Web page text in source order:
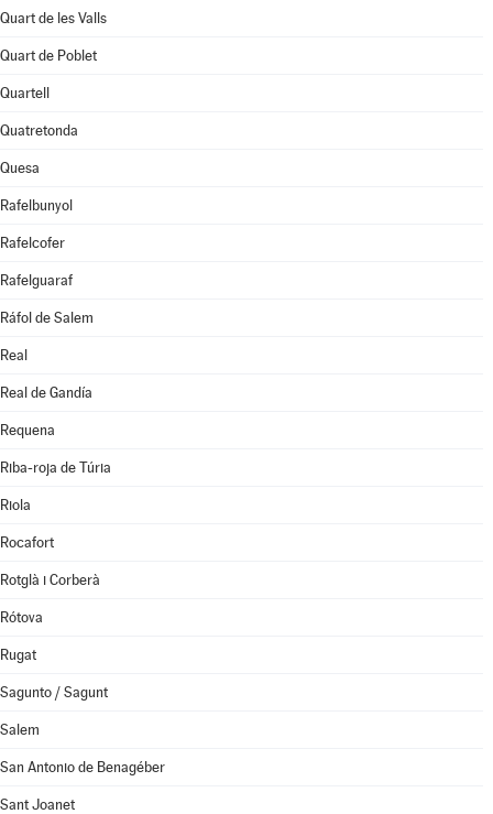
Quart de les Valls
Quart de Poblet
Quartell
Quatretonda
Quesa
Rafelbunyol
Rafelcofer
Rafelguaraf
Ráfol de Salem
Real
Real de Gandía
Requena
Riba-roja de Túria
Riola
Rocafort
Rotglà i Corberà
Rótova
Rugat
Sagunto / Sagunt
Salem
San Antonio de Benagéber
Sant Joanet